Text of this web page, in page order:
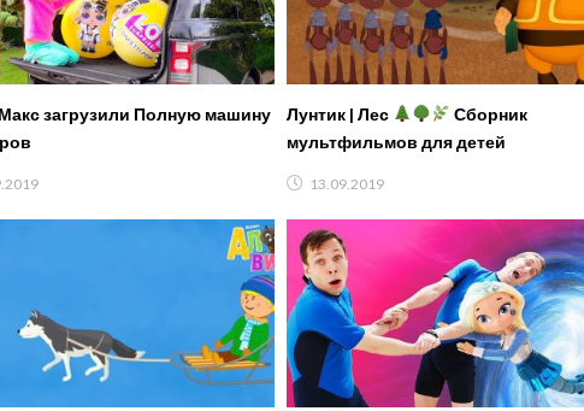
загрузили Полную машину
Лунтик | Лес
Сборник
мультфильмов для детей
13.09.2019